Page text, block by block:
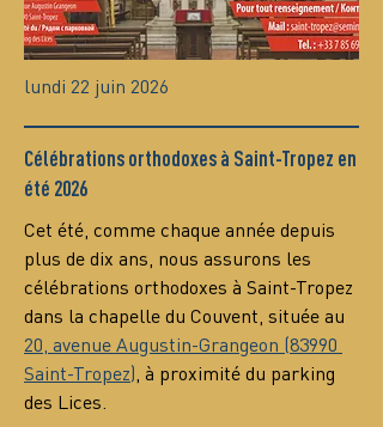
lundi 22 juin 2026
Célébrations orthodoxes à Saint-Tropez en
été 2026
Cet été, comme chaque année depuis
plus de dix ans, nous assurons les
célébrations orthodoxes à Saint-Tropez
dans la chapelle du Couvent, située au
20, avenue Augustin-Grangeon (83990
Saint-Tropez), à proximité du parking
des Lices.